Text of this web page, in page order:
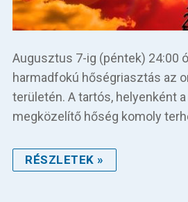
Augusztus 7-ig (péntek) 24:00
harmadfokú hőségriasztás az
területén. A tartós, helyenként a
megközelítő hőség komoly
RÉSZLETEK »